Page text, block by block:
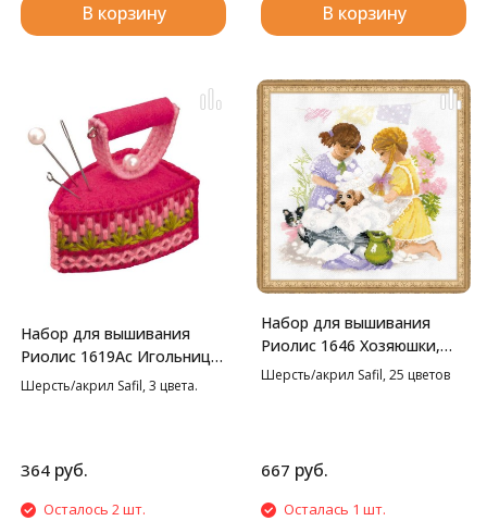
В корзину В корзину
Набор для вышивания
Риолис 1619Ас Игольница
Утюжок, 5,5*3,5*5 см
Шерсть/акрил Safil, 3 цвета.
364 руб.
Осталось 2 шт.
Набор для вышивания
Риолис 1646 Хозяюшки,
30*30 см
Шерсть/акрил Safil, 25 цветов
667 руб.
Осталась 1 шт.